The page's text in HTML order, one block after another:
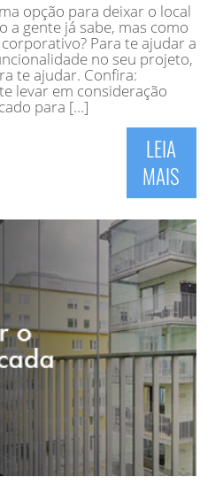
opção para deixar o local
a gente já sabe, mas como
Para te ajudar a
no seu projeto,
te ajudar. Confira:
levar em consideração
para […]
LEIA
MAIS